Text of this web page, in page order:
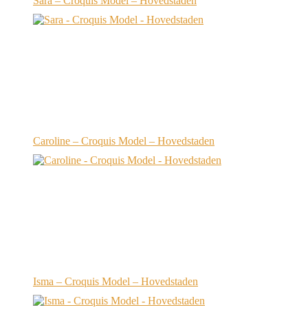
Caroline – Croquis Model – Hovedstaden
Isma – Croquis Model – Hovedstaden